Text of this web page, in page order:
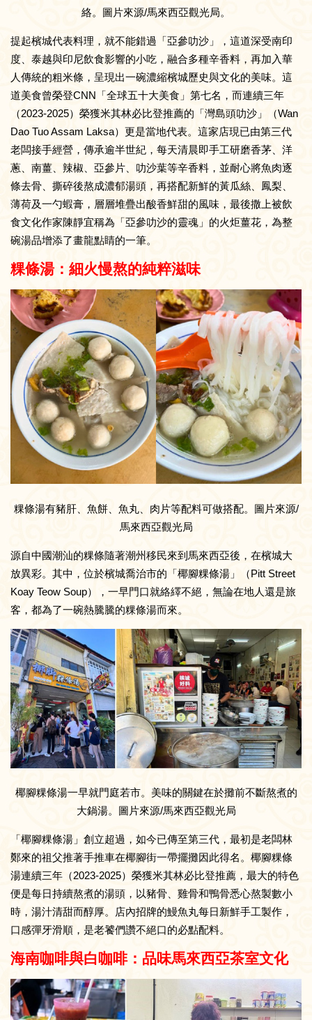
絡。圖片來源/馬來西亞觀光局。
提起檳城代表料理，就不能錯過「亞參叻沙」，這道深受南印
度、泰越與印尼飲食影響的小吃，融合多種辛香料，再加入華
人傳統的粗米條，呈現出一碗濃縮檳城歷史與文化的美味。這
道美食曾榮登CNN「全球五十大美食」第七名，而連續三年
（2023-2025）榮獲米其林必比登推薦的「灣島頭叻沙」（Wan
Dao Tuo Assam Laksa）更是當地代表。這家店現已由第三代
老闆接手經營，傳承逾半世紀，每天清晨即手工研磨香茅、洋
蔥、南薑、辣椒、亞參片、叻沙葉等辛香料，並耐心將魚肉逐
條去骨、撕碎後熬成濃郁湯頭，再搭配新鮮的黃瓜絲、鳳梨、
薄荷及一勺蝦膏，層層堆疊出酸香鮮甜的風味，最後撒上被飲
食文化作家陳靜宜稱為「亞參叻沙的靈魂」的火炬薑花，為整
碗湯品增添了畫龍點睛的一筆。
粿條湯：細火慢熬的純粹滋味
粿條湯有豬肝、魚餅、魚丸、肉片等配料可做搭配。圖片來源/
馬來西亞觀光局
源自中國潮汕的粿條隨著潮州移民來到馬來西亞後，在檳城大
放異彩。其中，位於檳城喬治市的「椰腳粿條湯」（Pitt Street
Koay Teow Soup），一早門口就絡繹不絕，無論在地人還是旅
客，都為了一碗熱騰騰的粿條湯而來。
椰腳粿條湯一早就門庭若市。美味的關鍵在於攤前不斷熬煮的
大鍋湯。圖片來源/馬來西亞觀光局
「椰腳粿條湯」創立超過，如今已傳至第三代，最初是老闆林
鄭來的祖父推著手推車在椰腳街一帶擺攤因此得名。椰腳粿條
湯連續三年（2023-2025）榮獲米其林必比登推薦，最大的特色
便是每日持續熬煮的湯頭，以豬骨、雞骨和鴨骨悉心熬製數小
時，湯汁清甜而醇厚。店內招牌的鰻魚丸每日新鮮手工製作，
口感彈牙滑順，是老饕們讚不絕口的必點配料。
海南咖啡與白咖啡：品味馬來西亞茶室文化